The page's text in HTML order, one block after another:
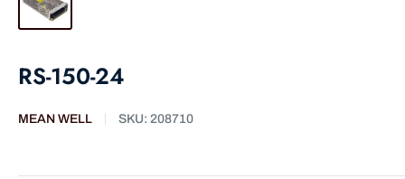
RS-150-24
MEAN WELL SKU: 208710